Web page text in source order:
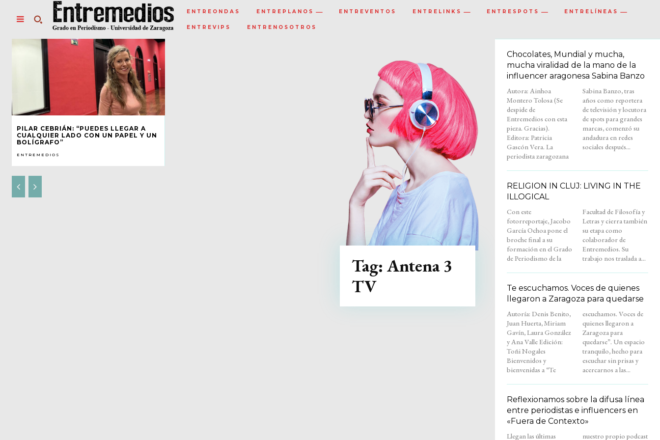
ENTREONDAS ENTREPLANOS ENTREVENTOS ENTRELINKS ENTRESPOTS ENTRELÍNEAS
ENTREVIPS ENTRENOSOTROS
PILAR CEBRIÁN: “PUEDES LLEGAR A
CUALQUIER LADO CON UN PAPEL Y UN
BOLÍGRAFO”
ENTREMEDIOS
Tag: Antena 3
TV
Chocolates, Mundial y mucha,
mucha viralidad de la mano de la
influencer aragonesa Sabina Banzo
Autora: Ainhoa
Montero Tolosa (Se
despide de
Entremedios con esta
pieza. Gracias).
Editora: Patricia
Gascón Vera. La
periodista zaragozana
Sabina Banzo, tras
años como reportera
de televisión y locutora
de spots para grandes
marcas, comenzó su
andadura en redes
sociales después...
RELIGION IN CLUJ: LIVING IN THE
ILLOGICAL
Con este
fotorreportaje, Jacobo
García Ochoa pone el
broche final a su
formación en el Grado
de Periodismo de la
Facultad de Filosofía y
Letras y cierra también
su etapa como
colaborador de
Entremedios. Su
trabajo nos traslada a...
Te escuchamos. Voces de quienes
llegaron a Zaragoza para quedarse
Autoría: Denis Benito,
Juan Huerta, Miriam
Gavín, Laura González
y Ana Valle Edición:
Toñi Nogales
Bienvenidos y
bienvenidas a “Te
escuchamos. Voces de
quienes llegaron a
Zaragoza para
quedarse”. Un espacio
tranquilo, hecho para
escuchar sin prisas y
acercarnos a las...
Reflexionamos sobre la difusa línea
entre periodistas e influencers en
«Fuera de Contexto»
Llegan las últimas
nuestro propio podcast